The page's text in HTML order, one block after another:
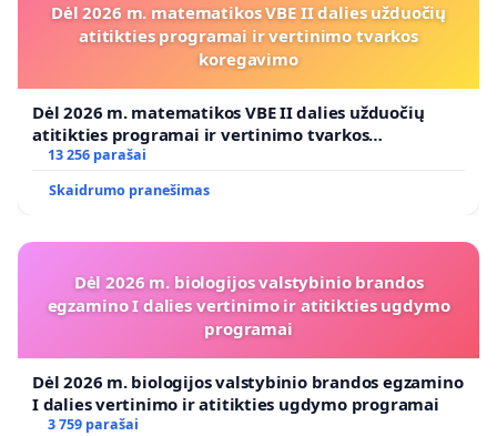
Dėl 2026 m. matematikos VBE II dalies užduočių
atitikties programai ir vertinimo tvarkos
koregavimo
Dėl 2026 m. matematikos VBE II dalies užduočių
atitikties programai ir vertinimo tvarkos
koregavimo
13 256 parašai
Skaidrumo pranešimas
Dėl 2026 m. biologijos valstybinio brandos
egzamino I dalies vertinimo ir atitikties ugdymo
programai
Dėl 2026 m. biologijos valstybinio brandos egzamino
I dalies vertinimo ir atitikties ugdymo programai
3 759 parašai